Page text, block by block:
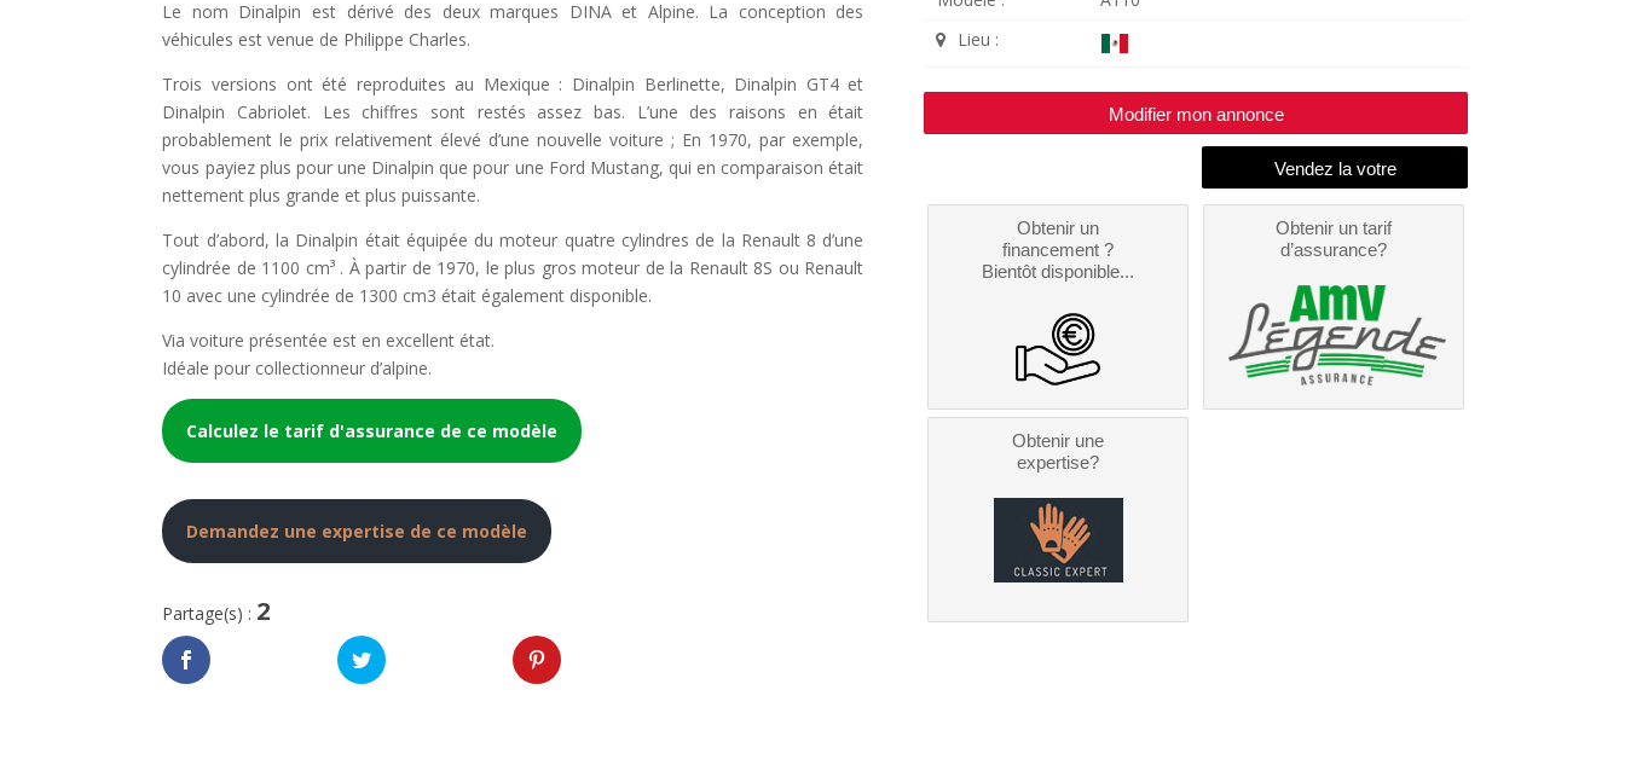
Le nom Dinalpin est dérivé des deux marques DINA et Alpine. La conception des
véhicules est venue de Philippe Charles.
Trois versions ont été reproduites au Mexique : Dinalpin Berlinette, Dinalpin GT4 et
Dinalpin Cabriolet. Les chiffres sont restés assez bas. L’une des raisons en était
probablement le prix relativement élevé d’une nouvelle voiture ; En 1970, par exemple,
vous payiez plus pour une Dinalpin que pour une Ford Mustang, qui en comparaison était
nettement plus grande et plus puissante.
Tout d’abord, la Dinalpin était équipée du moteur quatre cylindres de la Renault 8 d’une
cylindrée de 1100 cm³ . À partir de 1970, le plus gros moteur de la Renault 8S ou Renault
10 avec une cylindrée de 1300 cm3 était également disponible.
Via voiture présentée est en excellent état.
Idéale pour collectionneur d’alpine.
Calculez le tarif d'assurance de ce modèle
Demandez une expertise de ce modèle
Partage(s) : 2
Lieu :
Modifier mon annonce
Obtenir un
financement ?
Bientôt disponible...
Obtenir un tarif
d’assurance?
Obtenir une
expertise?